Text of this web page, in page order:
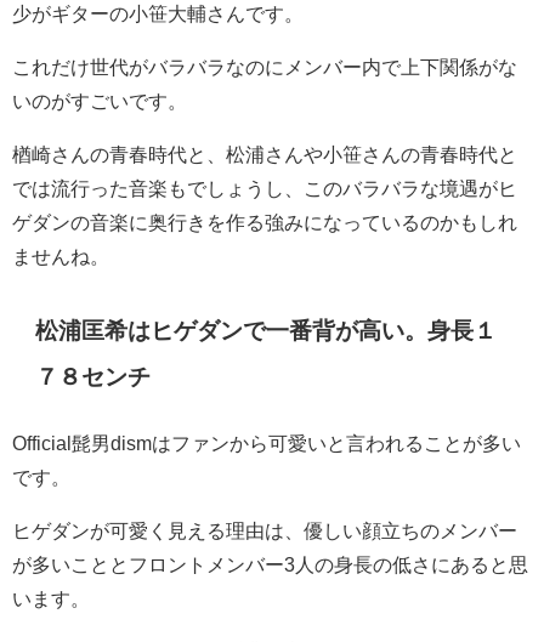
少がギターの小笹大輔さんです。
これだけ世代がバラバラなのにメンバー内で上下関係がな
いのがすごいです。
楢崎さんの青春時代と、松浦さんや小笹さんの青春時代と
では流行った音楽もでしょうし、このバラバラな境遇がヒ
ゲダンの音楽に奥行きを作る強みになっているのかもしれ
ませんね。
松浦匡希はヒゲダンで一番背が高い。身長１
７８センチ
Official髭男dismはファンから可愛いと言われることが多い
です。
ヒゲダンが可愛く見える理由は、優しい顔立ちのメンバー
が多いこととフロントメンバー3人の身長の低さにあると思
います。